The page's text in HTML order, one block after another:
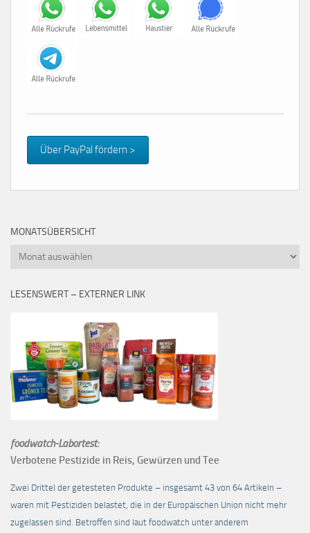
Über PayPal fördern >
MONATSÜBERSICHT
Monatsübersicht
LESENSWERT – EXTERNER LINK
foodwatch-Labortest:
Verbotene Pestizide in Reis, Gewürzen und Tee
Zwei Drittel der getesteten Produkte – insgesamt 43 von 64 Artikeln –
waren mit Pestiziden belastet, die in der Europäischen Union nicht mehr
zugelassen sind. Betroffen sind laut foodwatch unter anderem